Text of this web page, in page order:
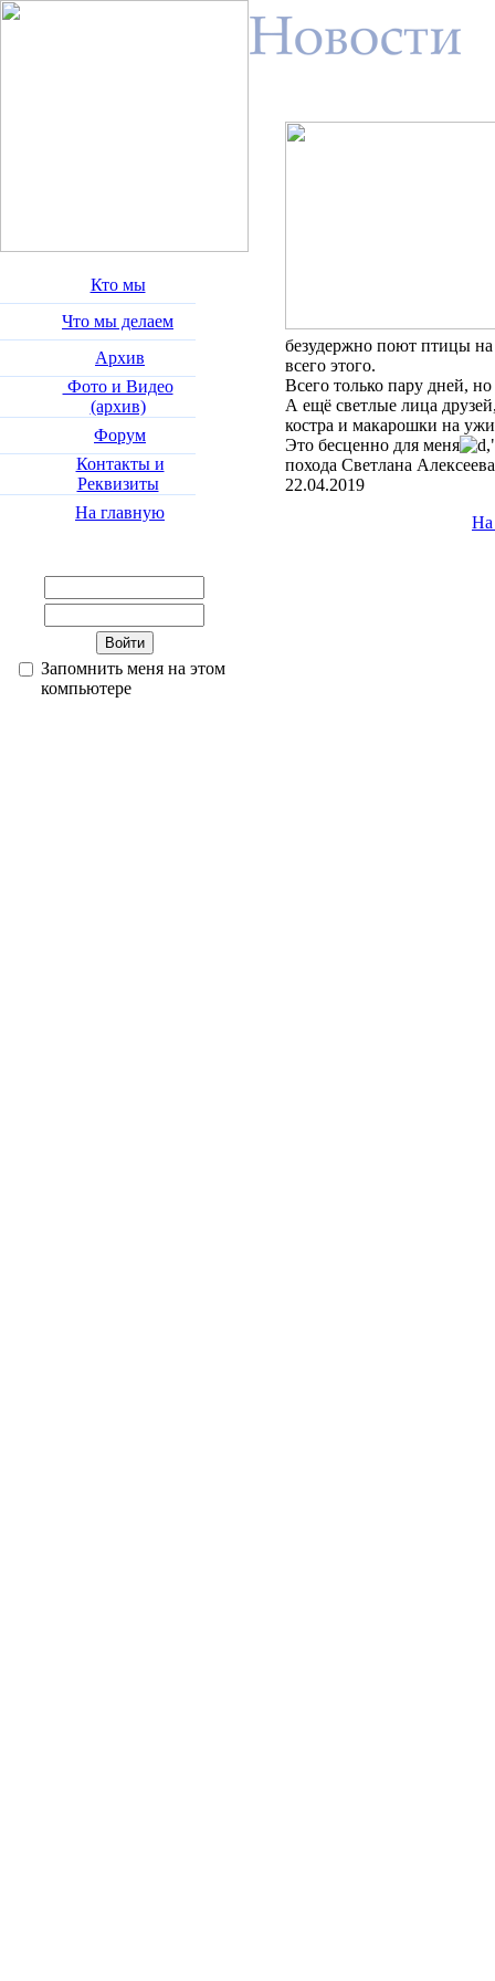
Кто мы
Что мы делаем
Архив
Фото и Видео
(архив)
Форум
Контакты и
Реквизиты
На главную
Запомнить меня на этом
компьютере
безудержно поют птицы
всего этого.
Всего только пару дней,
А ещё светлые лица
костра и макарошки на
Это бесценно для меня
,
похода Светлана
22.04.2019
На